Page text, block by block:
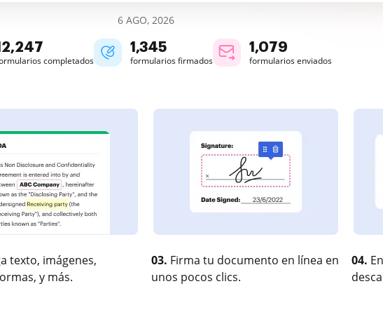
6 AGO, 2026
completados
1,345
formularios firmados
1,079
formularios enviados
texto, imágenes,
y más.
03. Firma tu documento en línea en
unos pocos clics.
04.